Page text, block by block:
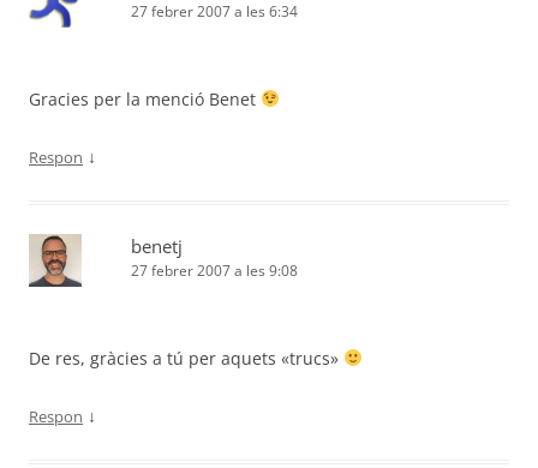
27 febrer 2007 a les 6:34
Gracies per la menció Benet
Respon ↓
benetj
27 febrer 2007 a les 9:08
De res, gràcies a tú per aquets «trucs»
Respon ↓